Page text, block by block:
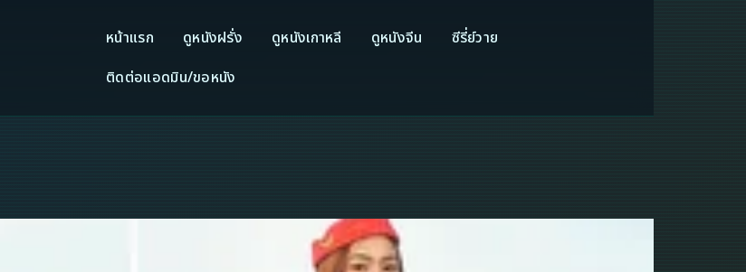
หน้าแรก ดูหนังฝรั่ง ดูหนังเกาหลี ดูหนังจีน
ซีรี่ย์วาย
ติดต่อแอดมิน/ขอหนัง